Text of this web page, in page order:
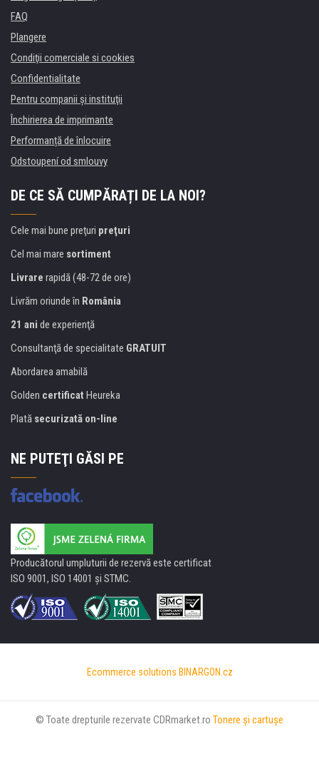
FAQ
Plangere
Condiţii comerciale si cookies
Confidentialitate
Pentru companii și instituţii
Închirierea de imprimante
Performanță de înlocuire
Odstoupení od smlouvy
DE CE SĂ CUMPĂRAȚI DE LA NOI?
Cele mai bune preţuri preţuri
Cel mai mare sortiment
Livrare rapidă (48-72 de ore)
Livrăm oriunde în România
21 ani de experienţă
Consultanţă de specialitate GRATUIT
Abordarea amabilă
Golden certificat Heureka
Plată securizată on-line
NE PUTEŢI GĂSI PE
Producătorul umpluturii de rezervă este certificat
ISO 9001, ISO 14001 şi STMC.
Ecommerce solutions BINARGON.cz
© Toate drepturile rezervate CDRmarket.ro Tonere şi cartuşe